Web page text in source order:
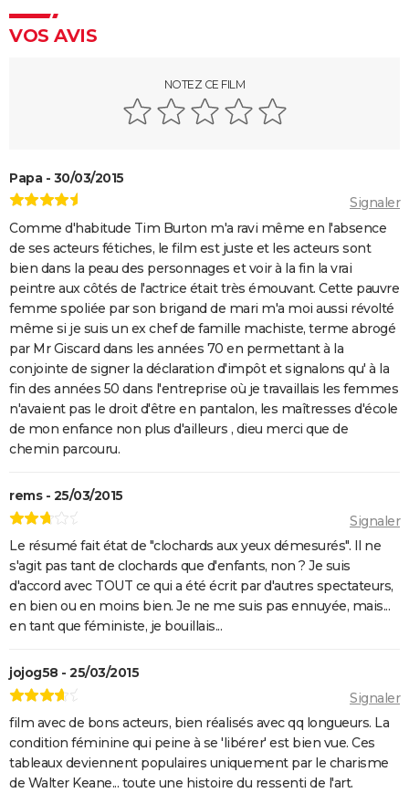
La chambre d'à côté : faut-il voir le dernier Pedro
Le Comte de Monte-Cristo : le film avec Pierre Niney
Clint Eastwood ?
Le Parrain
Il était une fois en Amérique
Peter von Kant
Nomadland : synopsis, casting, Oscars, photos,
streaming, avis...
Sound of Metal
Slalom
Oh Canada : que vaut le film avec Richard Gere et
Jacob Elordi présenté au Festival de Cannes ?
VOS AVIS
NOTEZ CE FILM
Papa - 30/03/2015
Signaler
Comme d'habitude Tim Burton m'a ravi même en l'absence
de ses acteurs fétiches, le film est juste et les acteurs sont
bien dans la peau des personnages et voir à la fin la vrai
peintre aux côtés de l'actrice était très émouvant. Cette pauvre
femme spoliée par son brigand de mari m'a moi aussi révolté
même si je suis un ex chef de famille machiste, terme abrogé
par Mr Giscard dans les années 70 en permettant à la
conjointe de signer la déclaration d'impôt et signalons qu' à la
fin des années 50 dans l'entreprise où je travaillais les femmes
n'avaient pas le droit d'être en pantalon, les maîtresses d'école
de mon enfance non plus d'ailleurs , dieu merci que de
chemin parcouru.
rems - 25/03/2015
Signaler
Le résumé fait état de "clochards aux yeux démesurés". Il ne
s'agit pas tant de clochards que d'enfants, non ? Je suis
d'accord avec TOUT ce qui a été écrit par d'autres spectateurs,
en bien ou en moins bien. Je ne me suis pas ennuyée, mais...
en tant que féministe, je bouillais...
jojog58 - 25/03/2015
Signaler
film avec de bons acteurs, bien réalisés avec qq longueurs. La
condition féminine qui peine à se 'libérer' est bien vue. Ces
tableaux deviennent populaires uniquement par le charisme
de Walter Keane... toute une histoire du ressenti de l'art.